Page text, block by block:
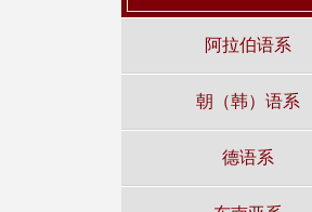
阿拉伯语系
朝（韩）语系
德语系